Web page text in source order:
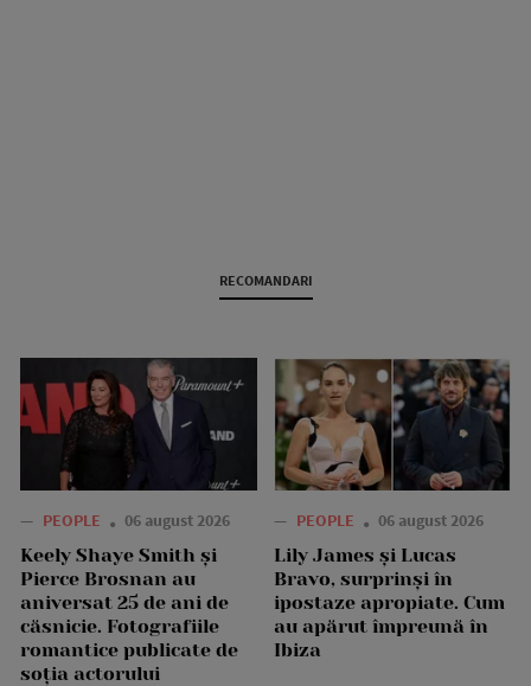
RECOMANDARI
— PEOPLE 06 august 2026
Keely Shaye Smith și
Pierce Brosnan au
aniversat 25 de ani de
căsnicie. Fotografiile
romantice publicate de
soția actorului
— PEOPLE 06 august 2026
Lily James și Lucas
Bravo, surprinși în
ipostaze apropiate. Cum
au apărut împreună în
Ibiza